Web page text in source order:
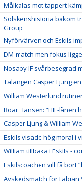
Målkalas mot tappert
Solskenshistoria bakom
Group
Nyförvärven och Eskils
DM-match men fokus
Nosaby IF svårbesegrad
Talangen Casper Ljung
William Westerlund
Roar Hansen: ”HIF-lånen
Casper Ljung & William
Eskils visade hög moral i
William tillbaka i Eskils -
Eskilscoachen vill få bort
Avskedsmatch för Fabian